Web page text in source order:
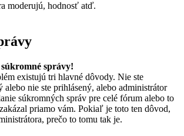
moderujú, hodnosť atď.
správy!
existujú tri hlavné dôvody. Nie ste
alebo nie ste prihlásený, alebo administrátor
súkromných správ pre celé fórum alebo to
priamo vám. Pokiaľ je toto ten dôvod,
prečo to tomu tak je.